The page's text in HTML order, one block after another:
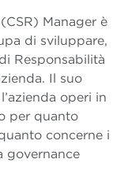
Manager è
di sviluppare,
Responsabilità
Il suo
operi in
per quanto
concerne i
governance